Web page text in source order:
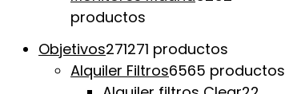
productos
Objetivos271271 productos
Alquiler Filtros6565 productos